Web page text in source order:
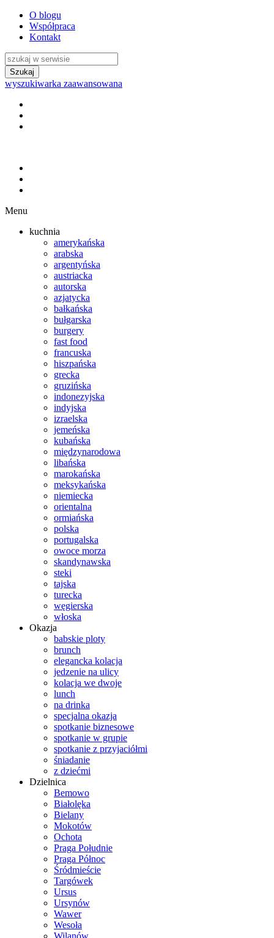
O blogu
Współpraca
Kontakt
wyszukiwarka zaawansowana
Menu
kuchnia
amerykańska
arabska
argentyńska
austriacka
autorska
azjatycka
bałkańska
bułgarska
burgery
fast food
francuska
hiszpańska
grecka
gruzińska
indonezyjska
indyjska
izraelska
jemeńska
kubańska
międzynarodowa
libańska
marokańska
meksykańska
niemiecka
orientalna
ormiańska
polska
portugalska
owoce morza
skandynawska
steki
tajska
turecka
węgierska
włoska
Okazja
babskie ploty
brunch
elegancka kolacja
jedzenie na ulicy
kolacja we dwoje
lunch
na drinka
specjalna okazja
spotkanie biznesowe
spotkanie w grupie
spotkanie z przyjaciółmi
śniadanie
z dziećmi
Dzielnica
Bemowo
Białolęka
Bielany
Mokotów
Ochota
Praga Południe
Praga Północ
Śródmieście
Targówek
Ursus
Ursynów
Wawer
Wesoła
Wilanów